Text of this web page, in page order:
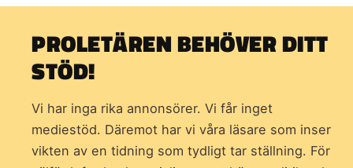
PROLETÄREN BEHÖVER DITT
STÖD!
Vi har inga rika annonsörer. Vi får inget
mediestöd. Däremot har vi våra läsare som inser
vikten av en tidning som tydligt tar ställning. För